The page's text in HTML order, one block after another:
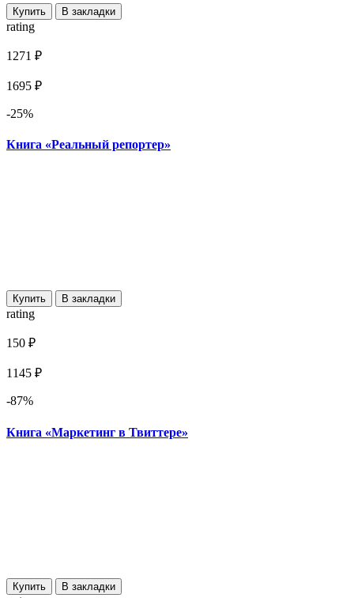
Купить В закладки
rating
1271 ₽
1695 ₽
-25%
Книга «Реальный репортер»
Купить В закладки
rating
150 ₽
1145 ₽
-87%
Книга «Маркетинг в Твиттере»
Купить В закладки